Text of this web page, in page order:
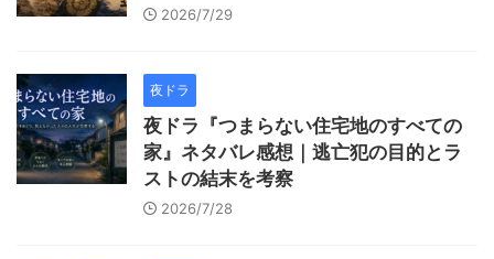
2026/7/29
夜ドラ
夜ドラ『つまらない住宅地のすべての
家』ネタバレ感想｜逃亡犯の目的とラ
ストの結末を考察
2026/7/28